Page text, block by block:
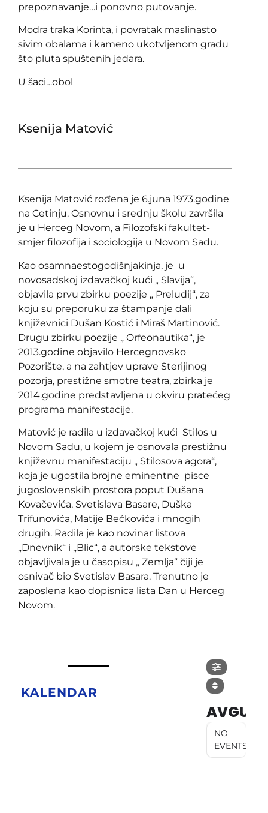
prepoznavanje…i ponovno putovanje.
Modra traka Korinta, i povratak maslinasto
sivim obalama i kameno ukotvljenom gradu
što pluta spuštenih jedara.
U šaci…obol
Ksenija Matović
Ksenija Matović rođena je 6.juna 1973.godine
na Cetinju. Osnovnu i srednju školu završila
je u Herceg Novom, a Filozofski fakultet-
smjer filozofija i sociologija u Novom Sadu.
Kao osamnaestogodišnjakinja, je u
novosadskoj izdavačkoj kući „ Slavija“,
objavila prvu zbirku poezije „ Preludij“, za
koju su preporuku za štampanje dali
književnici Dušan Kostić i Miraš Martinović.
Drugu zbirku poezije „ Orfeonautika“, je
2013.godine objavilo Hercegnovsko
Pozorište, a na zahtjev uprave Sterijinog
pozorja, prestižne smotre teatra, zbirka je
2014.godine predstavljena u okviru pratećeg
programa manifestacije.
Matović je radila u izdavačkoj kući Stilos u
Novom Sadu, u kojem je osnovala prestižnu
književnu manifestaciju „ Stilosova agora“,
koja je ugostila brojne eminentne pisce
jugoslovenskih prostora poput Dušana
Kovačevića, Svetislava Basare, Duška
Trifunovića, Matije Bećkovića i mnogih
drugih. Radila je kao novinar listova
„Dnevnik“ i „Blic“, a autorske tekstove
objavljivala je u časopisu „ Zemlja“ čiji je
osnivač bio Svetislav Basara. Trenutno je
zaposlena kao dopisnica lista Dan u Herceg
Novom.
KALENDAR
AVGUST
NO
EVENTS